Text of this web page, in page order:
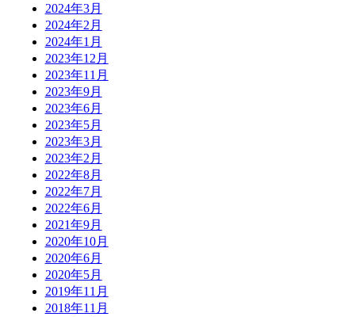
2024年3月
2024年2月
2024年1月
2023年12月
2023年11月
2023年9月
2023年6月
2023年5月
2023年3月
2023年2月
2022年8月
2022年7月
2022年6月
2021年9月
2020年10月
2020年6月
2020年5月
2019年11月
2018年11月